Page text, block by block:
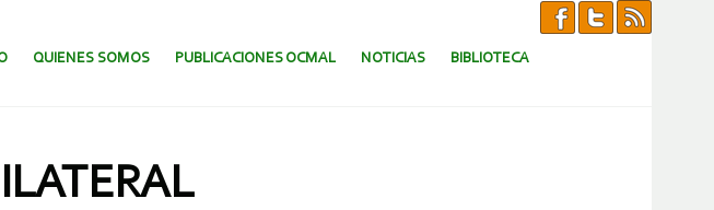
AL CONTENIDO.
QUIENES SOMOS PUBLICACIONES OCMAL NOTICIAS BIBLIOTECA